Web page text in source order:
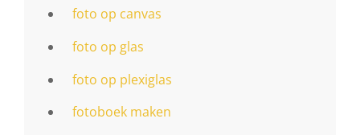
foto op canvas
foto op glas
foto op plexiglas
fotoboek maken